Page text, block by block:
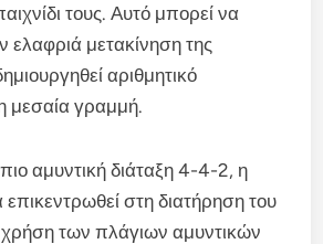
τους. Αυτό μπορεί να
ελαφριά μετακίνηση της
αριθμητικό
μεσαία γραμμή.
αμυντική διάταξη 4-4-2, η
στη διατήρηση του
των πλάγιων αμυντικών